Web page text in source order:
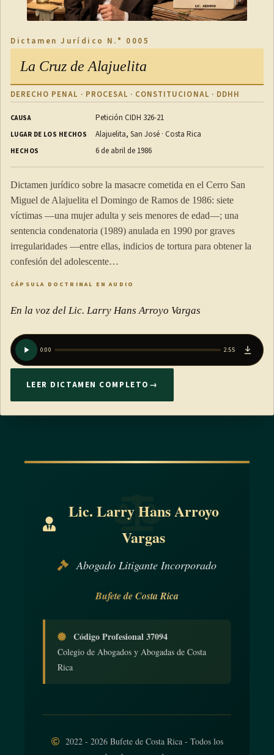
Dictamen Jurídico N.° 0005
La Cruz de Alajuelita
DERECHO PENAL · PROCESAL · CONSTITUCIONAL · DDHH
CAUSA Petición CIDH 326-21
LUGAR DE LOS HECHOS Alajuelita, San José · Costa Rica
HECHOS 6 de abril de 1986
Dictamen jurídico sobre la masacre cometida en el Cerro San
Miguel de Alajuelita el Domingo de Ramos de 1986: siete
víctimas —una mujer adulta y seis menores de edad—; una
sentencia condenatoria (1989) anulada en 1990 por graves
irregularidades —entre ellas, indicios de tortura para obtener la
confesión del adolescente…
CÁPSULA DOCTRINAL EN AUDIO
En la voz del Lic. Larry Hans Arroyo Vargas
0:00 2:55
LEER DICTAMEN COMPLETO →
Lic. Larry Hans Arroyo
Vargas
Abogado Litigante Incorporado
Bufete de Costa Rica
Código Profesional 37094
Colegio de Abogados y Abogadas de Costa
Rica
2022 - 2026 Bufete de Costa Rica - Todos los